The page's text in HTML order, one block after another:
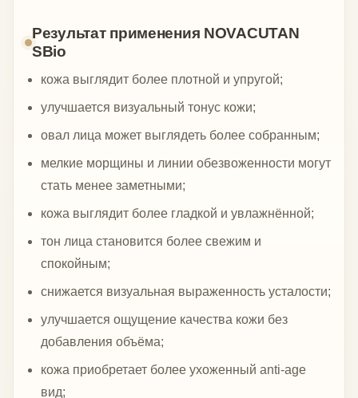
Результат применения NOVACUTAN
SBio
кожа выглядит более плотной и упругой;
улучшается визуальный тонус кожи;
овал лица может выглядеть более собранным;
мелкие морщины и линии обезвоженности могут
стать менее заметными;
кожа выглядит более гладкой и увлажнённой;
тон лица становится более свежим и
спокойным;
снижается визуальная выраженность усталости;
улучшается ощущение качества кожи без
добавления объёма;
кожа приобретает более ухоженный anti-age
вид;